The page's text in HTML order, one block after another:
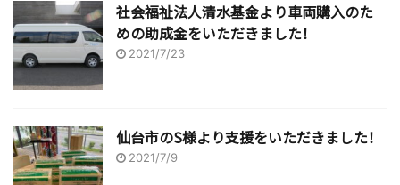
社会福祉法人清水基金より車両購入のた
めの助成金をいただきました！
2021/7/23
仙台市のS様より支援をいただきました！
2021/7/9